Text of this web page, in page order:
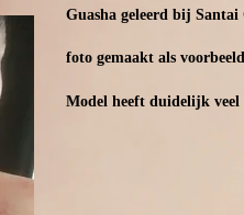
Guasha geleerd bij Santai
foto gemaakt als
Model heeft duidelijk